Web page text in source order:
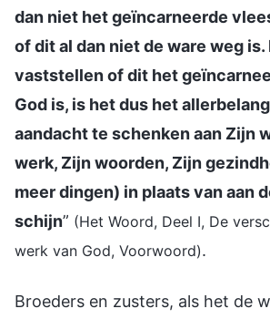
dan niet het geïncarneerde
of dit al dan niet de ware weg is.
vaststellen of dit het
God is, is het dus het
aandacht te schenken aan Zijn
werk, Zijn woorden, Zijn
meer dingen) in plaats van aan
schijn” (Het Woord, Deel I, De
werk van God, Voorwoord).
Broeders en zusters, als het de